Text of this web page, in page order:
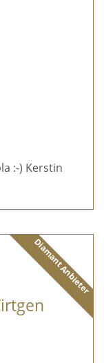
:-) Kerstin
Diamant Anbieter